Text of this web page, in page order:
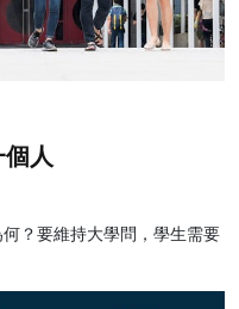
人
？要維持大學問，學生需要